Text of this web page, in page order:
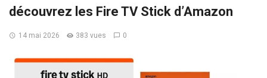
découvrez les Fire TV Stick d’Amazon
14 mai 2026 383 vues 0